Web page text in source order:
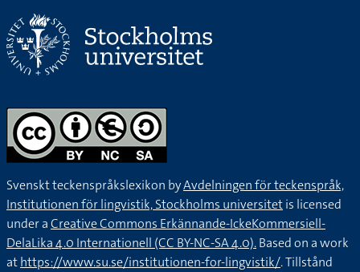
Svenskt teckenspråkslexikon byAvdelningen för teckenspråk,
Institutionen för lingvistik, Stockholms universitetis licensed
under aCreative Commons Erkännande-IckeKommersiell-
DelaLika 4.0 Internationell (CC BY-NC-SA 4.0).Based on a work
athttps://www.su.se/institutionen-for-lingvistik/. Tillstånd